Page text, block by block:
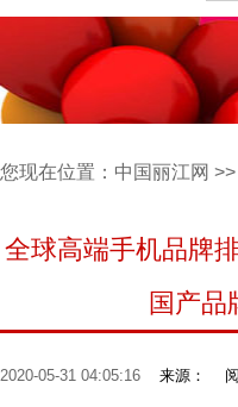
您现在位置： 中国丽江网 >>
全球高端手机品牌
国产品
2020-05-31 04:05:16 来源：